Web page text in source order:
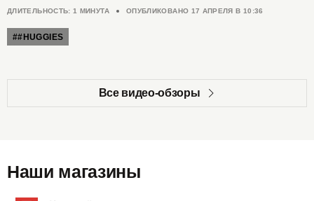
ДЛИТЕЛЬНОСТЬ: 1 МИНУТА ОПУБЛИКОВАНО 17 АПРЕЛЯ В 10:36
##HUGGIES
Все видео-обзоры
Наши магазины